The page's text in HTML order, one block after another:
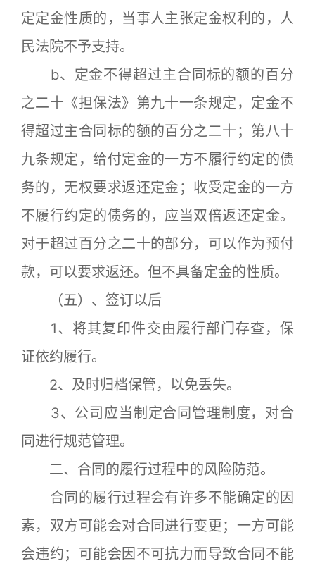
定定金性质的，当事人主张定金权利的，人
民法院不予支持。
b、定金不得超过主合同标的额的百分
之二十《担保法》第九十一条规定，定金不
得超过主合同标的额的百分之二十；第八十
九条规定，给付定金的一方不履行约定的债
务的，无权要求返还定金；收受定金的一方
不履行约定的债务的，应当双倍返还定金。
对于超过百分之二十的部分，可以作为预付
款，可以要求返还。但不具备定金的性质。
（五）、签订以后
1、将其复印件交由履行部门存查，保
证依约履行。
2、及时归档保管，以免丢失。
3、公司应当制定合同管理制度，对合
同进行规范管理。
二、合同的履行过程中的风险防范。
合同的履行过程会有许多不能确定的因
素，双方可能会对合同进行变更；一方可能
会违约；可能会因不可抗力而导致合同不能